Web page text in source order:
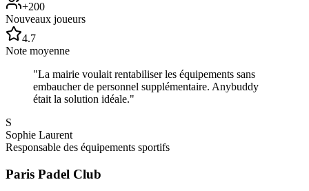
+200
Nouveaux joueurs
4.7
Note moyenne
"La mairie voulait rentabiliser les équipements sans
embaucher de personnel supplémentaire. Anybuddy
était la solution idéale."
S
Sophie Laurent
Responsable des équipements sportifs
Paris Padel Club